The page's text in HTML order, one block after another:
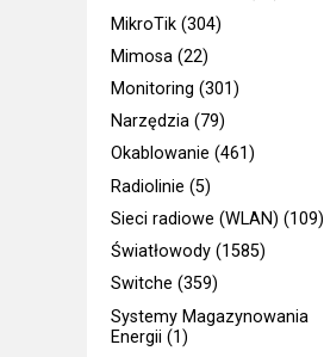
MikroTik (304)
Mimosa (22)
Monitoring (301)
Narzędzia (79)
Okablowanie (461)
Radiolinie (5)
Sieci radiowe (WLAN) (109)
Światłowody (1585)
Switche (359)
Systemy Magazynowania
Energii (1)